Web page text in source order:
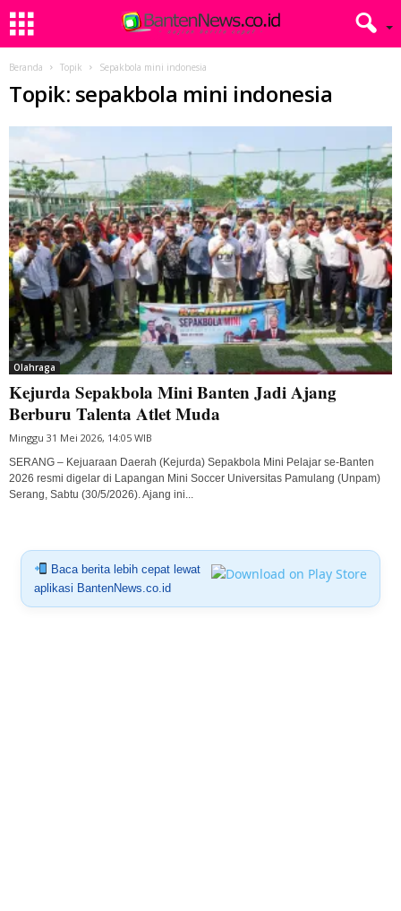
Beranda Topik Sepakbola mini indonesia
Topik: sepakbola mini indonesia
Olahraga
Kejurda Sepakbola Mini Banten Jadi Ajang
Berburu Talenta Atlet Muda
Minggu 31 Mei 2026, 14:05 WIB
SERANG – Kejuaraan Daerah (Kejurda) Sepakbola Mini Pelajar se-Banten
2026 resmi digelar di Lapangan Mini Soccer Universitas Pamulang (Unpam)
Serang, Sabtu (30/5/2026). Ajang ini...
Baca berita lebih cepat lewat
aplikasi BantenNews.co.id